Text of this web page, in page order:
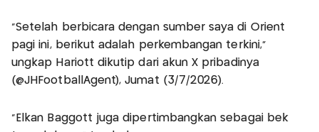
"Setelah berbicara dengan sumber saya di Orient
pagi ini, berikut adalah perkembangan terkini,"
ungkap Hariott dikutip dari akun X pribadinya
(@JHFootballAgent), Jumat (3/7/2026).
"Elkan Baggott juga dipertimbangkan sebagai bek